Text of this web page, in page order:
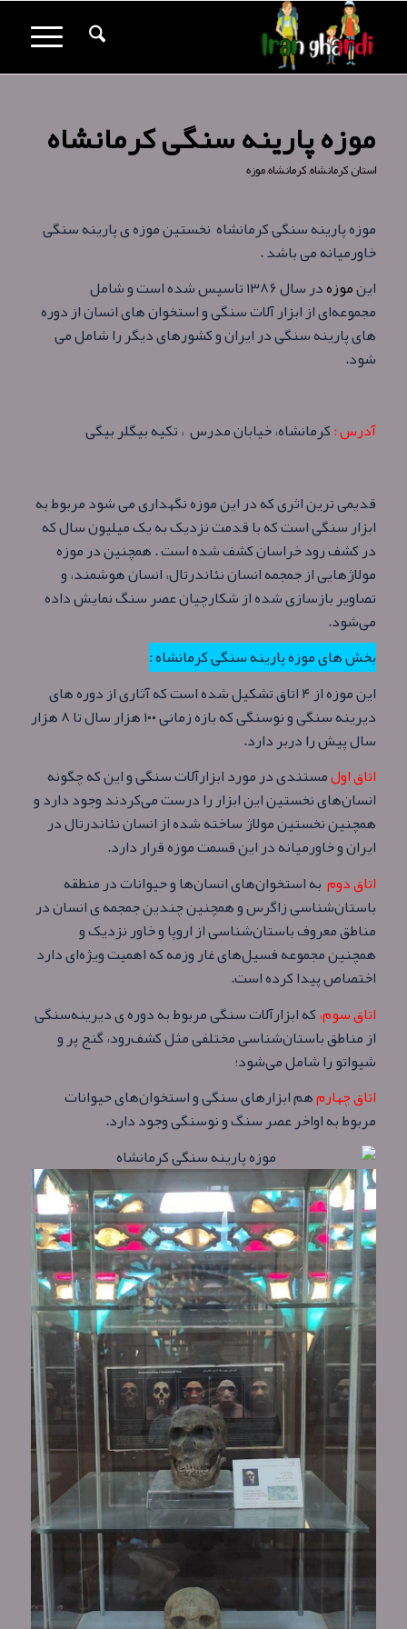
موزه پارینه‌ سنگی کرمانشاه
استان کرمانشاه,کرمانشاه,موزه
موزه پارینه‌ سنگی کرمانشاه نخستین موزه ی پارینه سنگی
خاورمیانه می باشد .
اینموزه
در سال ۱۳۸۶ تاسیس شده است و شامل
مجموعه‌ای از ابزار آلات سنگی و استخوان‌ های انسان از دوره‌
های پارینه سنگی در ایران و کشورهای دیگر را شامل می‌
شود.
آدرس :کرمانشاه، خیابان مدرس ، تکیه بیگلر بیگی
قدیمی‌ ترین اثری که در این موزه نگهداری می‌ شود مربوط به
ابزار سنگی‌ است که با قدمت نزدیک به یک میلیون سال که
در کشف رود خراسان کشف شده‌ است . همچنین در موزه
مولاژهایی از جمجمه انسان نئاندرتال، انسان هوشمند، و
تصاویر بازسازی شده از شکارچیان عصر سنگ نمایش داده
می‌شود.
بخش های موزه پارینه‌ سنگی کرمانشاه :
این موزه از ۴ اتاق تشکیل شده‌ است که آثاری از دوره‌ های
دیرینه‌ سنگی و نوسنگی که بازه زمانی ۱۰۰ هزار سال تا ۸ هزار
سال پیش را دربر دارد.
اتاق اولمستندی در مورد ابزار‌آلات سنگی و این که چگونه
انسان‌های نخستین این ابزار را درست می‌کردند وجود دارد و
همچنین نخستین مولاژ ساخته شده از انسان نئاندرتال در
ایران و خاورمیانه در این قسمت موزه قرار دارد.
اتاق دوم به استخوان‌های انسان‌ها و حیوانات در منطقه
باستان‌شناسی زاگرس و همچنین چندین جمجمه ی انسان در
مناطق معروف باستان‌شناسی از اروپا و خاور نزدیک و
همچنین مجموعه فسیل‌های غار وزمه که اهمیت ویژه‌ای دارد
اختصاص پیدا کرده‌ است.
اتاق سوم،که ابزار‌آلات سنگی مربوط به دوره ی دیرینه‌سنگی
از مناطق باستان‌شناسی مختلفی مثل کشف‌رود، گنج پر و
شیواتو را شامل می‌شود؛
اتاق چهارمهم ابزارهای سنگی و استخوان‌های حیوانات
مربوط به اواخر عصر سنگ و نوسنگی وجود دارد.